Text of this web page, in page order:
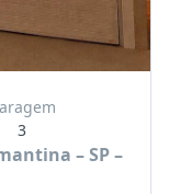
3
– SP –